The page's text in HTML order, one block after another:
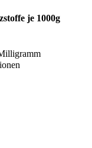
je 1000g